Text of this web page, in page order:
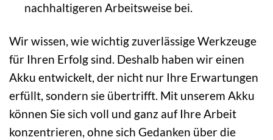
nachhaltigeren Arbeitsweise bei.
Wir wissen, wie wichtig zuverlässige Werkzeuge
für Ihren Erfolg sind. Deshalb haben wir einen
Akku entwickelt, der nicht nur Ihre Erwartungen
erfüllt, sondern sie übertrifft. Mit unserem Akku
können Sie sich voll und ganz auf Ihre Arbeit
konzentrieren, ohne sich Gedanken über die